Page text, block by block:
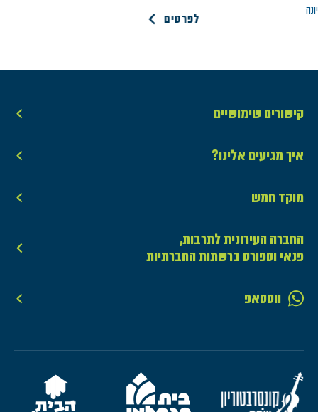
לפרטים
קישורים שימושיים
איך מגיעים אלינו?
מוקד חמש
החברה העירונית לתרבות,
פנאי וספורט ברשתות החברתיות
ווטסאפ